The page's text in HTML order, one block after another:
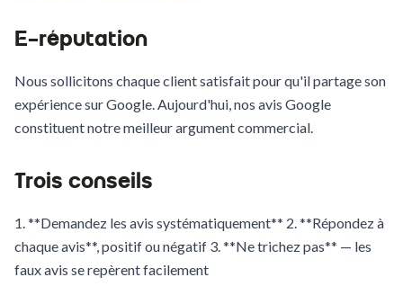
E-réputation
Nous sollicitons chaque client satisfait pour qu'il partage son
expérience sur Google. Aujourd'hui, nos avis Google
constituent notre meilleur argument commercial.
Trois conseils
1. **Demandez les avis systématiquement** 2. **Répondez à
chaque avis**, positif ou négatif 3. **Ne trichez pas** — les
faux avis se repèrent facilement